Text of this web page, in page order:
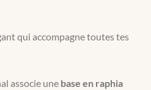
qui accompagne toutes tes
associe une base en raphia